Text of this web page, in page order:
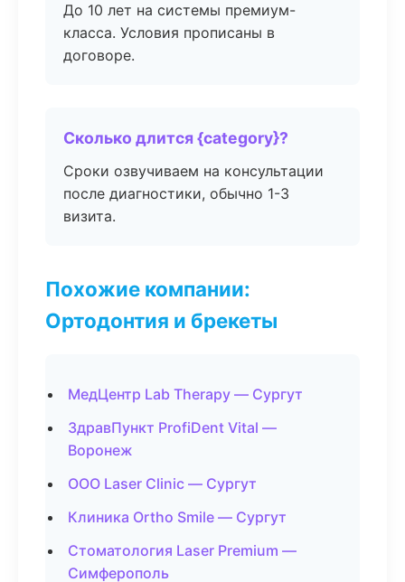
До 10 лет на системы премиум-
класса. Условия прописаны в
договоре.
Сколько длится {category}?
Сроки озвучиваем на консультации
после диагностики, обычно 1-3
визита.
Похожие компании:
Ортодонтия и брекеты
МедЦентр Lab Therapy — Сургут
ЗдравПункт ProfiDent Vital —
Воронеж
ООО Laser Clinic — Сургут
Клиника Ortho Smile — Сургут
Стоматология Laser Premium —
Симферополь